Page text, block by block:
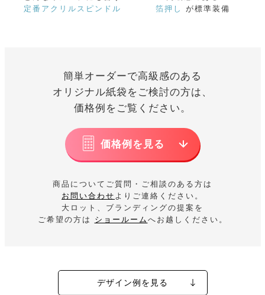
定番アクリルスピンドル
箔押し
が標準装備
簡単オーダーで高級感のある
オリジナル紙袋をご検討の方は、
価格例をご覧ください。
価格例を見る
商品についてご質問・ご相談のある方は
お問い合わせ よりご連絡ください。
大ロット、ブランディングの提案を
ご希望の方は ショールーム へお越しください。
デザイン例を見る